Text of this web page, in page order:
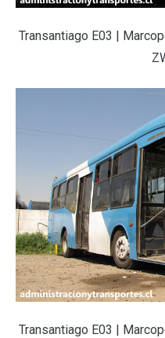
Transantiago E03 |
Transantiago E03 |